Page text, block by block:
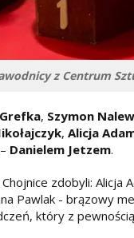
z Centrum
, Szymon
, Alicja
Danielem Jetzem.
zdobyli: Alicja
Pawlak - brązowy
który z